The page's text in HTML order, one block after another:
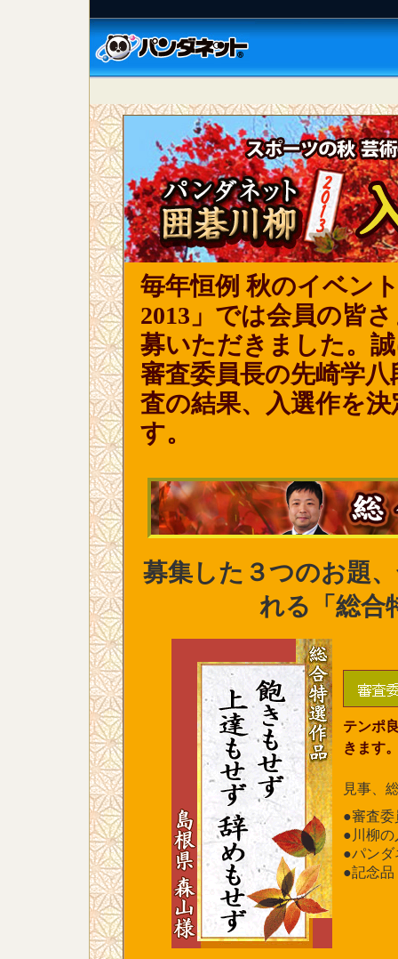
毎年恒例 秋のイベン
2013」では会員の皆
募いただきました。
審査委員長の先崎学
査の結果、入選作を
す。
募集した３つのお題
れる「総合
テンポ
きます
見事、
●審査委
●川柳の
●パンダ
●記念品